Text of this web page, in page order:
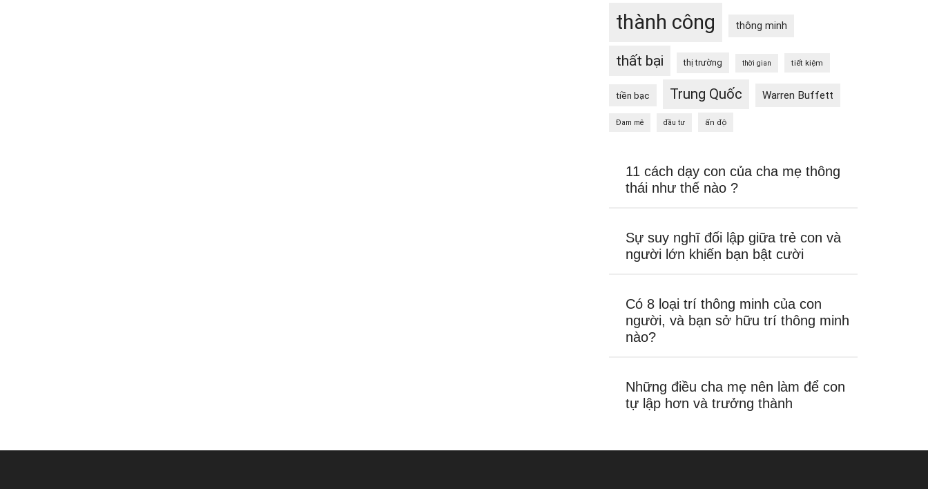
thành công thông minh
thất bại thị trường thời gian tiết kiệm
tiền bạc Trung Quốc Warren Buffett
Đam mê đầu tư ấn độ
11 cách dạy con của cha mẹ thông
thái như thế nào ?
Sự suy nghĩ đối lập giữa trẻ con và
người lớn khiến bạn bật cười
Có 8 loại trí thông minh của con
người, và bạn sở hữu trí thông minh
nào?
Những điều cha mẹ nên làm để con
tự lập hơn và trưởng thành